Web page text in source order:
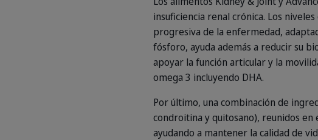
insuficiencia renal crónica. Los
progresiva de la enfermedad,
fósforo, ayuda además a reducir su
apoyar la función articular y la
omega 3 incluyendo DHA.
Por último, una combinación de
condroitina y quitosano), reunidos en
ayudando a mantener la calidad de